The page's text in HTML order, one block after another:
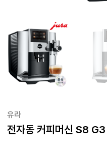
유라
전자동 커피머신 S8 G3